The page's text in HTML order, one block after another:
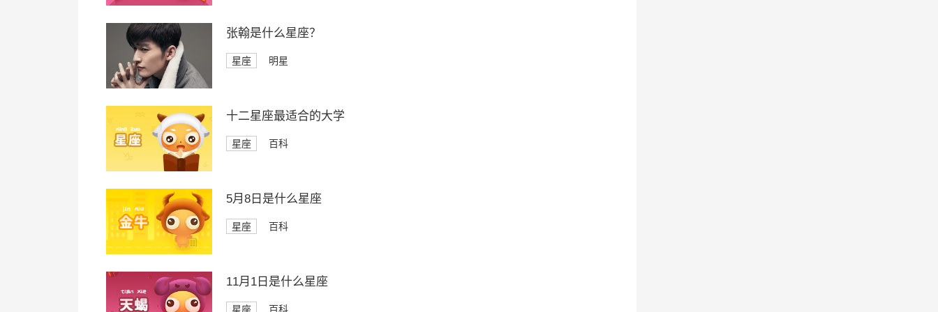
张翰是什么星座？
星座 明星
十二星座最适合的大学
星座 百科
5月8日是什么星座
星座 百科
11月1日是什么星座
星座 百科